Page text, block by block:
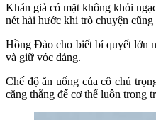
Khán giả có mặt không khỏi
nét hài hước khi trò chuyện
Hồng Đào cho biết bí quyết lớn
và giữ vóc dáng.
Chế độ ăn uống của cô chú
căng thẳng để cơ thể luôn trong